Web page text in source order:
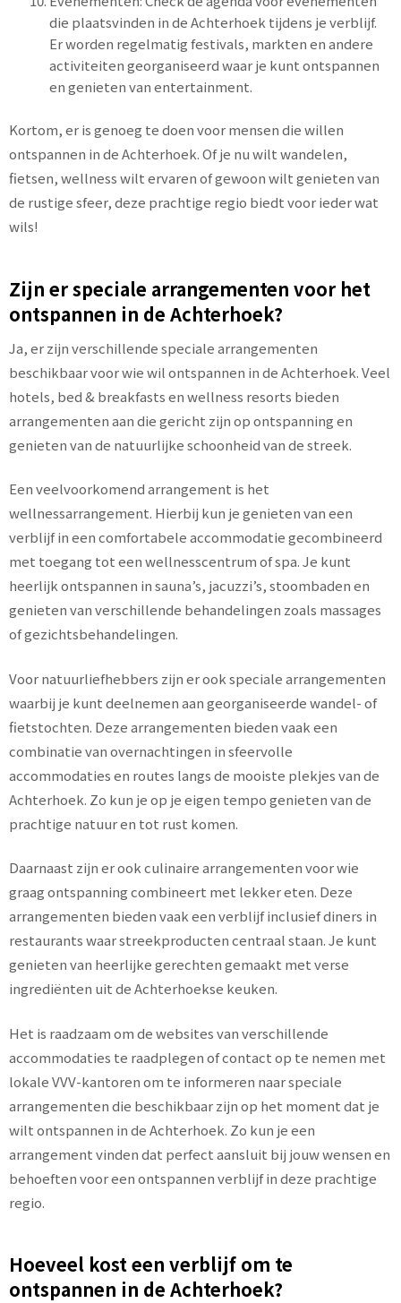
die plaatsvinden in de Achterhoek tijdens je verblijf.
Er worden regelmatig festivals, markten en andere
activiteiten georganiseerd waar je kunt ontspannen
en genieten van entertainment.
Kortom, er is genoeg te doen voor mensen die willen
ontspannen in de Achterhoek. Of je nu wilt wandelen,
fietsen, wellness wilt ervaren of gewoon wilt genieten van
de rustige sfeer, deze prachtige regio biedt voor ieder wat
wils!
Zijn er speciale arrangementen voor het
ontspannen in de Achterhoek?
Ja, er zijn verschillende speciale arrangementen
beschikbaar voor wie wil ontspannen in de Achterhoek. Veel
hotels, bed & breakfasts en wellness resorts bieden
arrangementen aan die gericht zijn op ontspanning en
genieten van de natuurlijke schoonheid van de streek.
Een veelvoorkomend arrangement is het
wellnessarrangement. Hierbij kun je genieten van een
verblijf in een comfortabele accommodatie gecombineerd
met toegang tot een wellnesscentrum of spa. Je kunt
heerlijk ontspannen in sauna’s, jacuzzi’s, stoombaden en
genieten van verschillende behandelingen zoals massages
of gezichtsbehandelingen.
Voor natuurliefhebbers zijn er ook speciale arrangementen
waarbij je kunt deelnemen aan georganiseerde wandel- of
fietstochten. Deze arrangementen bieden vaak een
combinatie van overnachtingen in sfeervolle
accommodaties en routes langs de mooiste plekjes van de
Achterhoek. Zo kun je op je eigen tempo genieten van de
prachtige natuur en tot rust komen.
Daarnaast zijn er ook culinaire arrangementen voor wie
graag ontspanning combineert met lekker eten. Deze
arrangementen bieden vaak een verblijf inclusief diners in
restaurants waar streekproducten centraal staan. Je kunt
genieten van heerlijke gerechten gemaakt met verse
ingrediënten uit de Achterhoekse keuken.
Het is raadzaam om de websites van verschillende
accommodaties te raadplegen of contact op te nemen met
lokale VVV-kantoren om te informeren naar speciale
arrangementen die beschikbaar zijn op het moment dat je
wilt ontspannen in de Achterhoek. Zo kun je een
arrangement vinden dat perfect aansluit bij jouw wensen en
behoeften voor een ontspannen verblijf in deze prachtige
regio.
Hoeveel kost een verblijf om te
ontspannen in de Achterhoek?